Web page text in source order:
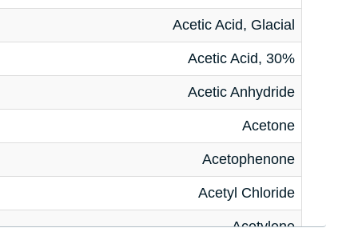
Acetic Acid, Glacial
Acetic Acid, 30%
Acetic Anhydride
Acetone
Acetophenone
Acetyl Chloride
Acetylene